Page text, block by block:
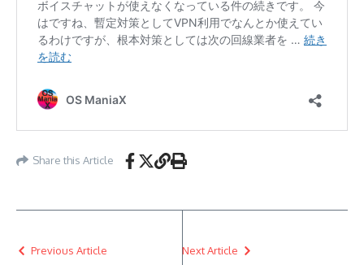
Share this Article
Previous Article Next Article